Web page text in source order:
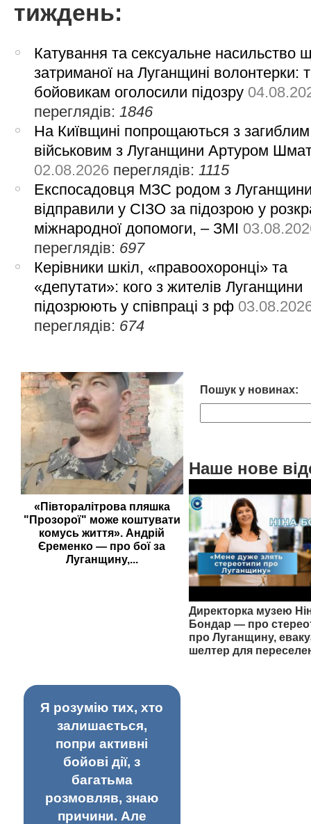
тиждень:
Катування та сексуальне насильство
затриманої на Луганщині волонтерки:
бойовикам оголосили підозру
переглядів: 1846
На Київщині попрощаються з загиблим
військовим з Луганщини Артуром
02.08.2026 переглядів: 1115
Експосадовця МЗС родом з
відправили у СІЗО за підозрою у
міжнародної допомоги, – ЗМІ
переглядів: 697
Керівники шкіл, «правоохоронці» та
«депутати»: кого з жителів Луганщини
підозрюють у співпраці з рф
переглядів: 674
«Півторалітрова пляшка
"Прозорої" може коштувати
комусь життя». Андрій
Єременко — про бої за
Луганщину,...
Пошук у новинах:
Наше нове
Директорка музею
Бондар — про
про Луганщину,
шелтер для
Я розумію тих, хто
залишається,
попри активні
бойові дії, з
багатьма
розмовляв, знаю
причини. Але